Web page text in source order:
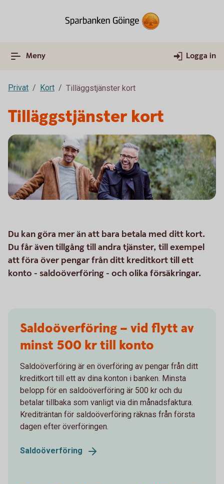
Meny Logga in
Privat Kort Tilläggstjänster kort
Tilläggstjänster kort
Du kan göra mer än att bara betala med ditt kort.
Du får även tillgång till andra tjänster, till exempel
att föra över pengar från ditt kreditkort till ett
konto - saldoöverföring - och olika försäkringar.
Saldoöverföring – vid flytt av
minst 500 kr till konto
Saldoöverföring är en överföring av pengar från ditt
kreditkort till ett av dina konton i banken. Minsta
belopp för en saldoöverföring är 500 kr och du
betalar tillbaka som vanligt via din månadsfaktura.
Krediträntan för saldoöverföring räknas från första
dagen efter överföringen.
Saldoöverföring